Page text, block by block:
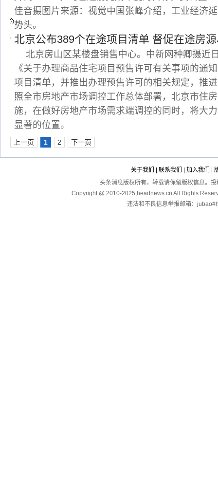
佳音摄图片来源：视觉中国张峰介绍，工业经济
势头。
北京公布389个在途项目清单 督促在途房
北京房山区某楼盘销售中心。中新网种卿摄近
《关于办理商品住宅项目预售许可有关事项的通
项目清单，并推出办理预售许可的相关规定，推
照全市房地产市场调控工作总体部署，北京市住
施，在做好房地产市场需求端调控的同时，将大
显著的位置。
上一页 1 2 下一页
关于我们 联系我们 加入我们
头条消息版权所有，转载请保留版权信息。
Copyright @ 2010-2025,headnews.cn All Rights
违法和不良信息举报邮箱：